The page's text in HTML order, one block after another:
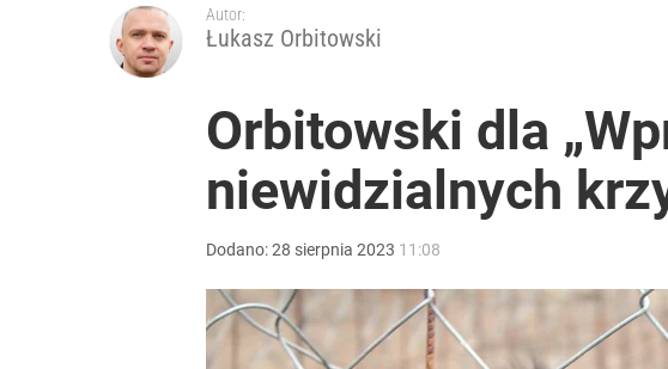
Autor:
Łukasz Orbitowski
Orbitowski dla
niewidzialnych
Dodano:28 sierpnia 2023 11:08